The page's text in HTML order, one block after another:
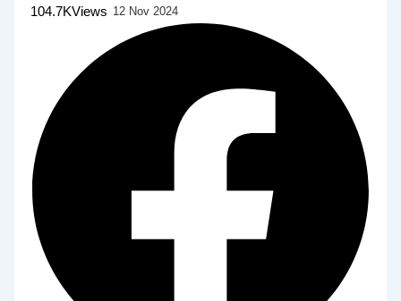
104.7KViews 12 Nov 2024